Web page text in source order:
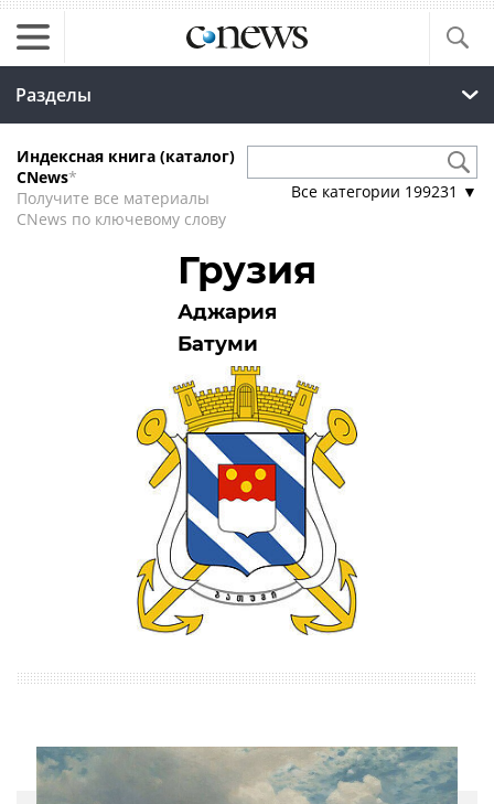
Разделы
Индексная книга (каталог)
CNews*
Получите все материалы
CNews по ключевому слову
Все категории 199231 ▼
Грузия
Аджария
Батуми